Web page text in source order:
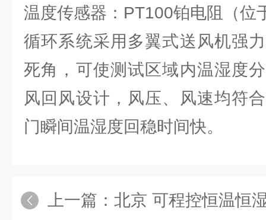
温度传感器：PT100铂电阻（位
循环系统采用多翼式送风机强
死角，可使测试区域内温湿度
风回风设计，风压、风速均符
门瞬间温湿度回稳时间快。
上一篇： 北京 可程控恒温恒